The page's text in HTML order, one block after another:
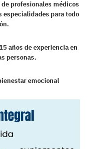
profesionales médicos
especialidades para todo
años de experiencia en
personas.
emocional